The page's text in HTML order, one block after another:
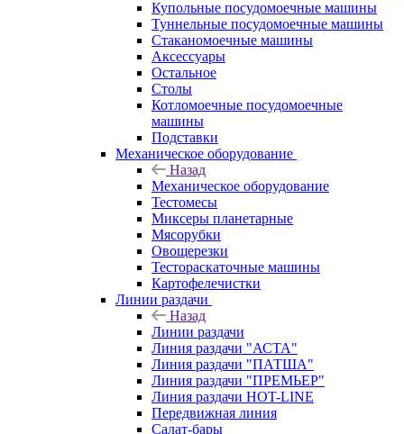
Купольные посудомоечные машины
Туннельные посудомоечные машины
Стаканомоечные машины
Аксессуары
Остальное
Столы
Котломоечные посудомоечные
машины
Подставки
Механическое оборудование
Назад
Механическое оборудование
Тестомесы
Миксеры планетарные
Мясорубки
Овощерезки
Тестораскаточные машины
Картофелечистки
Линии раздачи
Назад
Линии раздачи
Линия раздачи "АСТА"
Линия раздачи "ПАТША"
Линия раздачи "ПРЕМЬЕР"
Линия раздачи HOT-LINE
Передвижная линия
Салат-бары